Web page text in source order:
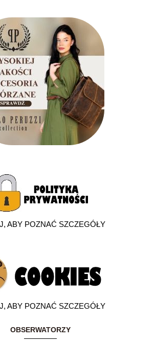
ABY POZNAĆ SZCZEGÓŁY
ABY POZNAĆ SZCZEGÓŁY
OBSERWATORZY